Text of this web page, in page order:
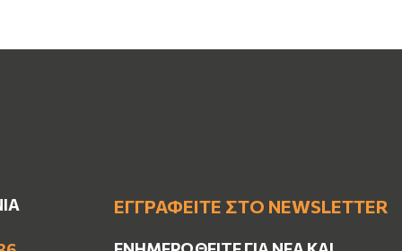
ΕΓΓΡΑΦΕΊΤΕ ΣΤΟ NEWSLETTER